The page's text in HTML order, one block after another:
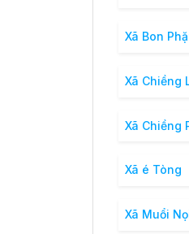
Xã Bon
Xã Chiềng
Xã Chiềng
Xã é Tòng
Xã Muổi